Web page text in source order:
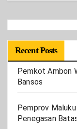
Recent Posts
Pemkot Ambon
Bansos
Pemprov
Penegasan